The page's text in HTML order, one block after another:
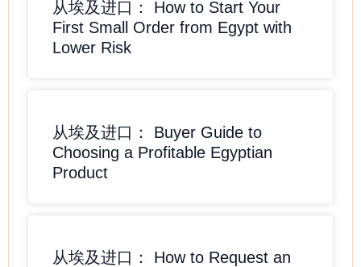
从埃及进口： How to Start Your
First Small Order from Egypt with
Lower Risk
从埃及进口： Buyer Guide to
Choosing a Profitable Egyptian
Product
从埃及进口： How to Request an